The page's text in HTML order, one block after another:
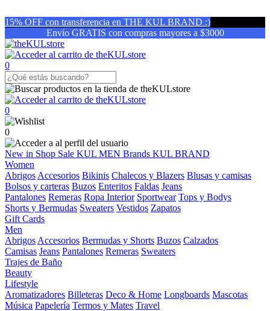
15% OFF con transferencia en THE KUL BRAND :)
Envío GRATIS con compras mayores a $3000
0
0
0
New in Shop Sale KUL MEN Brands KUL BRAND
Women
Abrigos Accesorios Bikinis Chalecos y Blazers Blusas y camisas
Bolsos y carteras Buzos Enteritos Faldas Jeans
Pantalones Remeras Ropa Interior Sportwear Tops y Bodys
Shorts y Bermudas Sweaters Vestidos Zapatos
Gift Cards
Men
Abrigos Accesorios Bermudas y Shorts Buzos Calzados
Camisas Jeans Pantalones Remeras Sweaters
Trajes de Baño
Beauty
Lifestyle
Aromatizadores Billeteras Deco & Home Longboards Mascotas
Música Papelería Termos y Mates Travel